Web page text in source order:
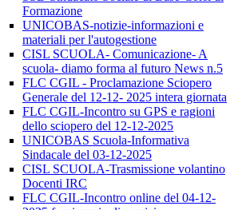
Formazione
UNICOBAS-notizie-informazioni e
materiali per l'autogestione
CISL SCUOLA- Comunicazione- A
scuola- diamo forma al futuro News n.5
FLC CGIL - Proclamazione Sciopero
Generale del 12-12- 2025 intera giornata
FLC CGIL-Incontro su GPS e ragioni
dello sciopero del 12-12-2025
UNICOBAS Scuola-Informativa
Sindacale del 03-12-2025
CISL SCUOLA-Trasmissione volantino
Docenti IRC
FLC CGIL-Incontro online del 04-12-